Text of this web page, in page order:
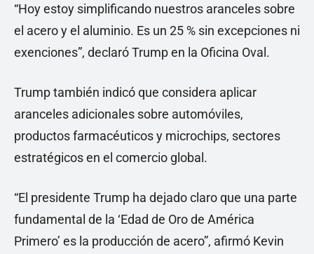
“Hoy estoy simplificando nuestros aranceles sobre
el acero y el aluminio. Es un 25 % sin excepciones ni
exenciones”, declaró Trump en la Oficina Oval.
Trump también indicó que considera aplicar
aranceles adicionales sobre automóviles,
productos farmacéuticos y microchips, sectores
estratégicos en el comercio global.
“El presidente Trump ha dejado claro que una parte
fundamental de la ‘Edad de Oro de América
Primero’ es la producción de acero”, afirmó Kevin